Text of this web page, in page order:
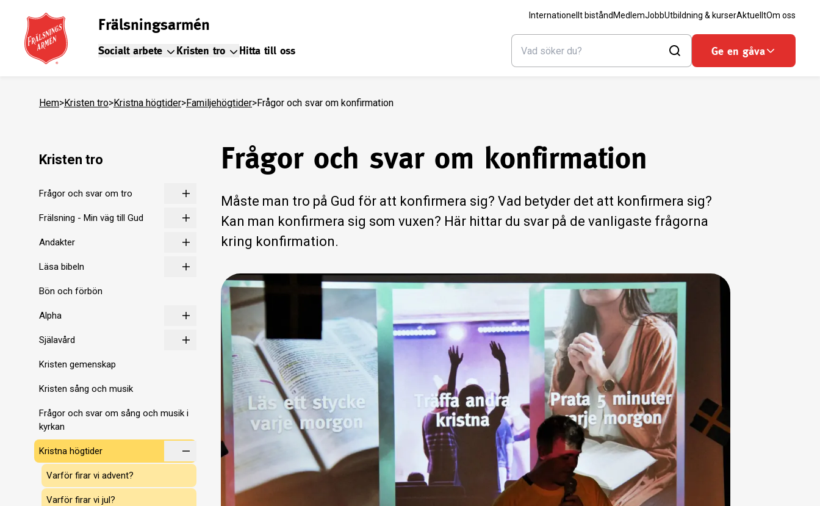
Frälsningsarmén Internationellt bistånd MedlemJobbUtbildning & kurserAktuelltOm oss
Socialt arbete Kristen tro Hitta till oss Ge en gåva
Hem>Kristen tro>Kristna högtider>Familjehögtider>Frågor och svar om konfirmation
Kristen tro
Frågor och svar om tro
Frälsning - Min väg till Gud
Andakter
Läsa bibeln
Bön och förbön
Alpha
Själavård
Kristen gemenskap
Kristen sång och musik
Frågor och svar om sång och musik i
kyrkan
Kristna högtider
Varför firar vi advent?
Varför firar vi jul?
Frågor och svar om konfirmation
Måste man tro på Gud för att konfirmera sig? Vad betyder det att konfirmera sig?
Kan man konfirmera sig som vuxen? Här hittar du svar på de vanligaste frågorna
kring konfirmation.